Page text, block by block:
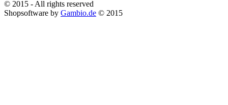
© 2015 - All rights reserved
Shopsoftware by Gambio.de © 2015